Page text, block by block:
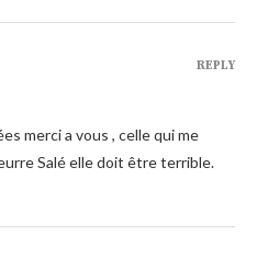
merci a vous , celle qui me
Salé elle doit être terrible.
REPLY